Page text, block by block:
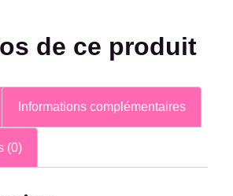
de ce produit
Informations complémentaires
(0)